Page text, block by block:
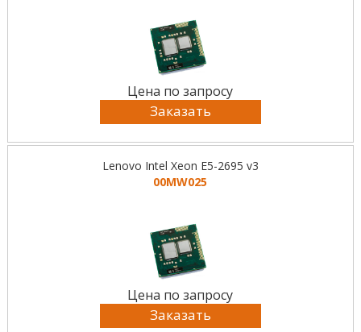
Цена по запросу
Заказать
Lenovo Intel Xeon E5-2695 v3
00MW025
Цена по запросу
Заказать